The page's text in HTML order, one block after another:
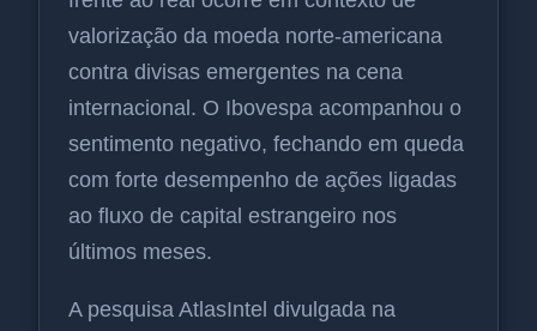
valorização da moeda norte-americana
contra divisas emergentes na cena
internacional. O Ibovespa acompanhou o
sentimento negativo, fechando em queda
com forte desempenho de ações ligadas
ao fluxo de capital estrangeiro nos
últimos meses.
A pesquisa AtlasIntel divulgada na